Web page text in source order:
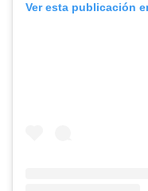
Ver esta publicación